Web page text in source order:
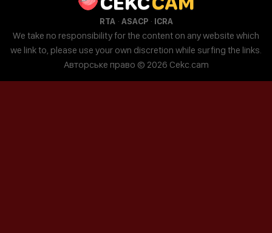
RTA· ASACP· ICRA
We take no responsibility for the content on any website which
we link to, please use your own discretion while surfing the links.
Авторське право © 2026 Cekc.cam